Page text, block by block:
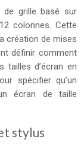
de grille basé sur
colonnes. Cette
création de mises
définir comment
d’écran en
spécifier qu’un
écran de taille
stylus